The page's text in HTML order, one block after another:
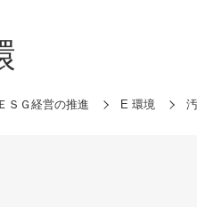
ＳＧ経営の推進 E 環境